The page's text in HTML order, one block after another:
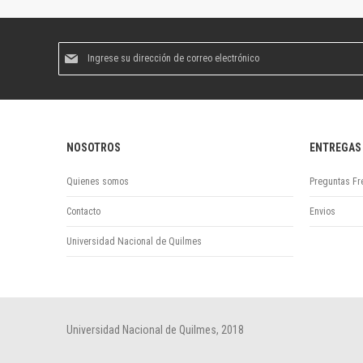
boletín
NOSOTROS
Quienes somos
Contacto
Universidad Nacional de Quilmes
ENTREGAS
Preguntas
Envios
Universidad Nacional de Quilmes, 2018